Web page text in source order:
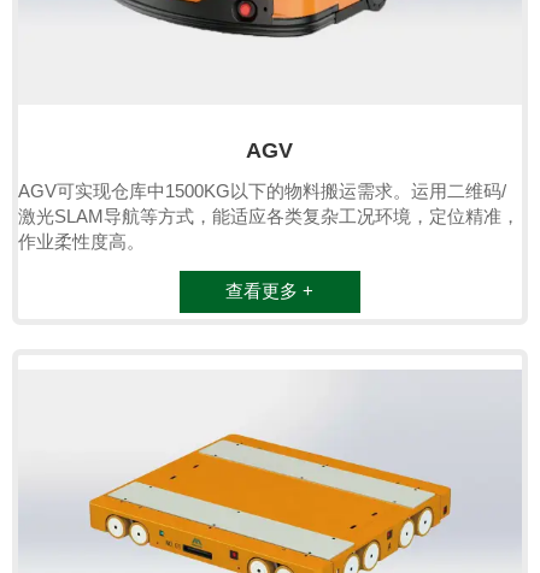
AGV
AGV可实现仓库中1500KG以下的物料搬运需求。运用二维码/
激光SLAM导航等方式，能适应各类复杂工况环境，定位精准，
作业柔性度高。
查看更多 +